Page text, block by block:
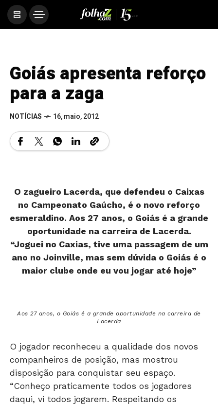
Goiás apresenta reforço
para a zaga
NOTÍCIAS 16, maio, 2012
O zagueiro Lacerda, que defendeu o Caixas
no Campeonato Gaúcho, é o novo reforço
esmeraldino. Aos 27 anos, o Goiás é a grande
oportunidade na carreira de Lacerda.
“Joguei no Caxias, tive uma passagem de um
ano no Joinville, mas sem dúvida o Goiás é o
maior clube onde eu vou jogar até hoje”
Aos 27 anos, o Goiás é a grande oportunidade na carreira de
Lacerda
O jogador reconheceu a qualidade dos novos
companheiros de posição, mas mostrou
disposição para conquistar seu espaço.
“Conheço praticamente todos os jogadores
daqui, vi todos jogarem. Respeitando os